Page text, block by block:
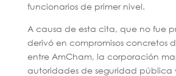
funcionarios de primer nivel.
A causa de esta cita, que no fue
derivó en compromisos concretos
entre AmCham, la corporación
autoridades de seguridad pública